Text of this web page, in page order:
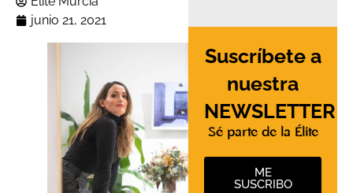
junio 21, 2021
Suscríbete a
nuestra
NEWSLETTER
Sé parte de la Élite
ME
SUSCRIBO